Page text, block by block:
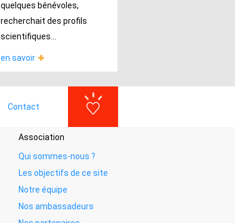
quelques bénévoles,
recherchait des profils
scientifiques...
en savoir
Contact
Association
Qui sommes-nous ?
Les objectifs de ce site
Notre équipe
Nos ambassadeurs